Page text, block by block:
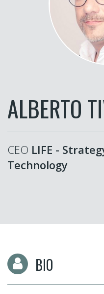
ALBERTO
CEO LIFE -
Technology
BIO